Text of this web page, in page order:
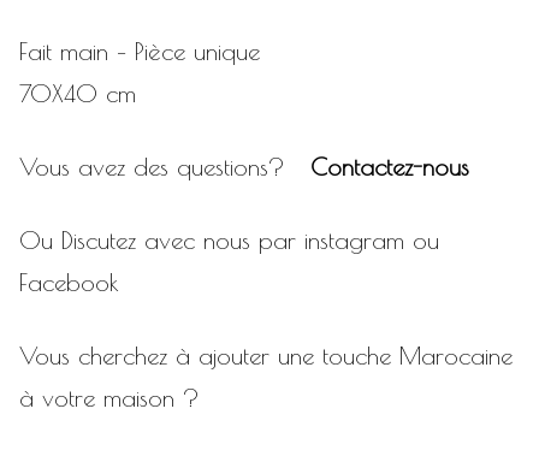
Fait main – Pièce unique
70X40 cm
Vous avez des questions? Contactez-nous
Ou Discutez avec nous par instagram ou
Facebook
Vous cherchez à ajouter une touche Marocaine
à votre maison ?